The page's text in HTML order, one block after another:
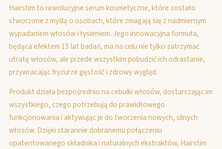
Hairstim to rewolucyjne serum kosmetyczne, które zostało
stworzone z myślą o osobach, które zmagają się z nadmiernym
wypadaniem włosów i łysieniem. Jego innowacyjna formuła,
będąca efektem 15 lat badań, ma na celu nie tylko zatrzymać
utratę włosów, ale przede wszystkim pobudzić ich odrastanie,
przywracając fryzurze gęstość i zdrowy wygląd.
Produkt działa bezpośrednio na cebulki włosów, dostarczając im
wszystkiego, czego potrzebują do prawidłowego
funkcjonowania i aktywując je do tworzenia nowych, silnych
włosów. Dzięki starannie dobranemu połączeniu
opatentowanego składnika i naturalnych ekstraktów, Hairstim